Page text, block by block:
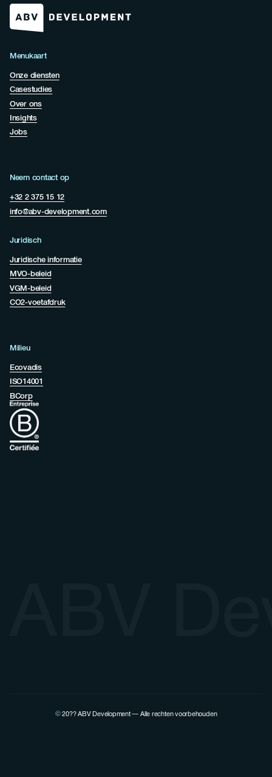
Menukaart
Onze diensten
Casestudies
Over ons
Insights
Jobs
Neem contact op
+32 2 375 15 12
info@abv-development.com
Juridisch
Juridische informatie
MVO-beleid
VGM-beleid
CO2-voetafdruk
Milieu
Ecovadis
ISO14001
BCorp
© 20??ABV Development — Alle rechten voorbehouden